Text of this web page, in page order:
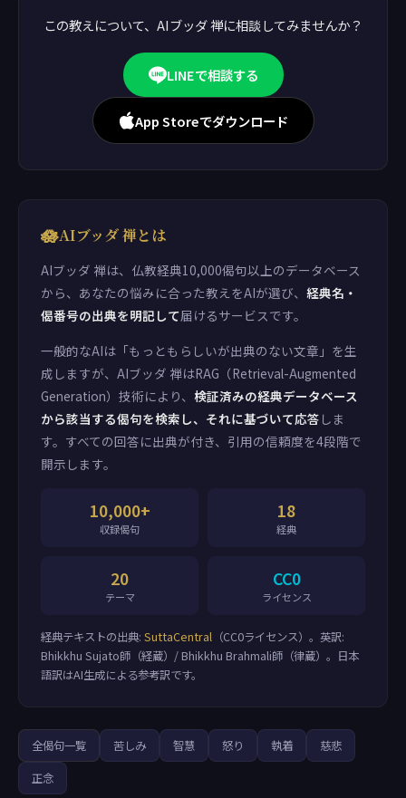
この教えについて、AIブッダ 禅に相談してみませんか？
LINEで相談する
App Storeでダウンロード
🪷AIブッダ 禅とは
AIブッダ 禅は、仏教経典10,000偈句以上のデータベース
から、あなたの悩みに合った教えをAIが選び、 経典名・
偈番号の出典を明記して届けるサービスです。
一般的なAIは「もっともらしいが出典のない文章」を生
成しますが、AIブッダ 禅はRAG（Retrieval-Augmented
Generation）技術により、 検証済みの経典データベース
から該当する偈句を検索し、それに基づいて応答 しま
す。すべての回答に出典が付き、引用の信頼度を4段階で
開示します。
10,000+
収録偈句
18
経典
20
テーマ
CC0
ライセンス
経典テキストの出典: SuttaCentral （CC0ライセンス）。英訳:
Bhikkhu Sujato師（経蔵）/ Bhikkhu Brahmali師（律蔵）。日本
語訳はAI生成による参考訳です。
全偈句一覧 苦しみ 智慧 怒り 執着
慈悲
正念